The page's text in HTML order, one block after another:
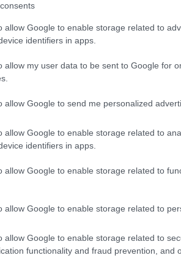
allow Google to enable storage related to
identifiers in apps.
allow my user data to be sent to Google for
allow Google to send me personalized
allow Google to enable storage related to
identifiers in apps.
allow Google to enable storage related to
allow Google to enable storage related to
allow Google to enable storage related to
functionality and fraud prevention, and
είναι το Kangoo Van που
ικανότητα φόρτωσης (L1 και L2)
με τις αντίστοιχες διαστάσεις της
Αυτό μεταφράζεται σε όγκο φόρτωσης
BUY NOW
JUNIOR ME 8 ΧΡΟΝΙΑ ΕΓΓΥΗΣΗ
ΤΑ ΝΕΑ ΜΟΝΤΕΛΑ ΤΗΣ BMW
4 ΕΠΙΣΤΡΕΦΕΙ -ΠΟΣΟ ΚΟΣΤΙΖΕΙ